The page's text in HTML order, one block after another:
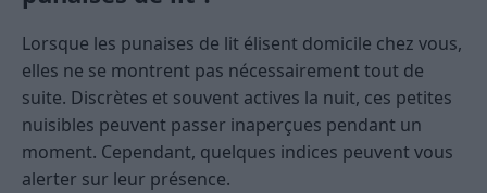
Lorsque les punaises de lit élisent domicile chez vous,
elles ne se montrent pas nécessairement tout de
suite. Discrètes et souvent actives la nuit, ces petites
nuisibles peuvent passer inaperçues pendant un
moment. Cependant, quelques indices peuvent vous
alerter sur leur présence.